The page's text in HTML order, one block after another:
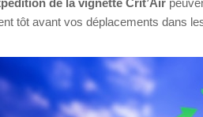
de la vignette Crit’Air
tôt avant vos déplacements dans